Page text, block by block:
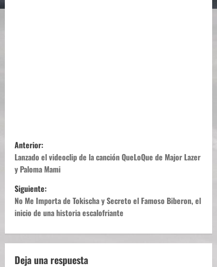
N
a
v
e
g
a
Anterior:
Lanzado el videoclip de la canción QueLoQue de Major Lazer
y Paloma Mami
Siguiente:
No Me Importa de Tokischa y Secreto el Famoso Biberon, el
inicio de una historia escalofriante
Deja una respuesta